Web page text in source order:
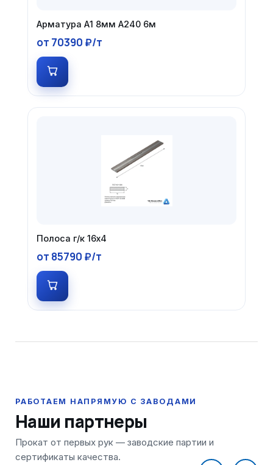
Арматура А1 8мм А240 6м
от 70390 ₽/т
Полоса г/к 16х4
от 85790 ₽/т
Наши партнеры